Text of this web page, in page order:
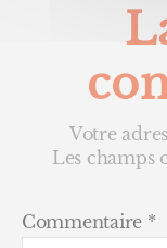
Votre
Les champs
Commentaire *